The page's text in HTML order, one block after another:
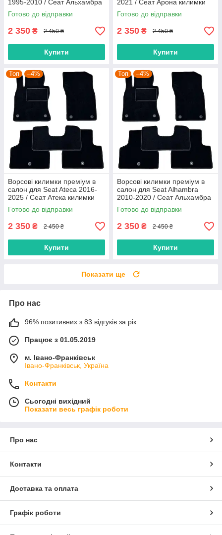
1995-2010 / Сеат Альхамбра
килимки
Готово до відправки
2 350 ₴ 2 450 ₴
Купити
2021 / Сеат Арона килимки
Готово до відправки
2 350 ₴ 2 450 ₴
Купити
Топ –4%
Ворсові килимки преміум в
салон для Seat Ateca 2016-
2025 / Сеат Атека килимки
Готово до відправки
2 350 ₴ 2 450 ₴
Купити
Топ –4%
Ворсові килимки преміум в
салон для Seat Alhambra
2010-2020 / Сеат Альхамбра
килимки
Готово до відправки
2 350 ₴ 2 450 ₴
Купити
Показати ще
Про нас
96% позитивних з 83 відгуків за рік
Працює з 01.05.2019
м. Івано-Франківськ
Івано-Франківськ, Україна
Контакти
Сьогодні вихідний
Показати весь графік роботи
Про нас
Контакти
Доставка та оплата
Графік роботи